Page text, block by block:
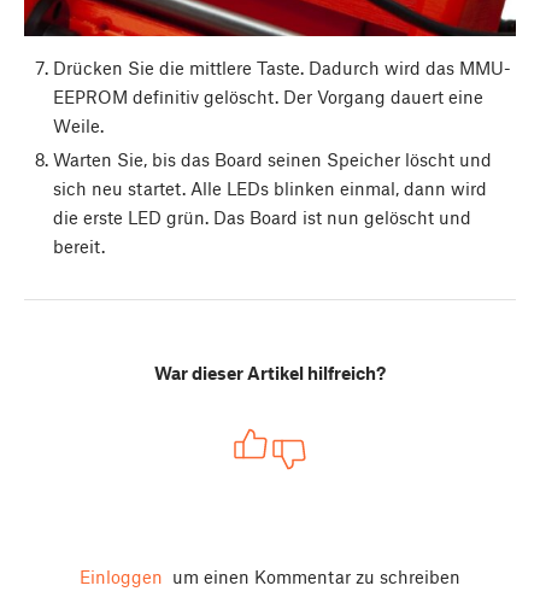
Drücken Sie die mittlere Taste. Dadurch wird das MMU-
EEPROM definitiv gelöscht. Der Vorgang dauert eine
Weile.
Warten Sie, bis das Board seinen Speicher löscht und
sich neu startet. Alle LEDs blinken einmal, dann wird
die erste LED grün. Das Board ist nun gelöscht und
bereit.
War dieser Artikel hilfreich?
Einloggen um einen Kommentar zu schreiben